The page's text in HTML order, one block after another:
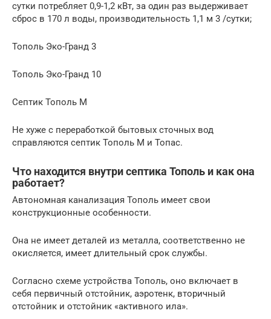
сутки потребляет 0,9-1,2 кВт, за один раз выдерживает
сброс в 170 л воды, производительность 1,1 м 3 /сутки;
Тополь Эко-Гранд 3
Тополь Эко-Гранд 10
Септик Тополь М
Не хуже с переработкой бытовых сточных вод
справляются септик Тополь М и Топас.
Что находится внутри септика Тополь и как она
работает?
Автономная канализация Тополь имеет свои
конструкционные особенности.
Она не имеет деталей из металла, соответственно не
окисляется, имеет длительный срок службы.
Согласно схеме устройства Тополь, оно включает в
себя первичный отстойник, аэротенк, вторичный
отстойник и отстойник «активного ила».